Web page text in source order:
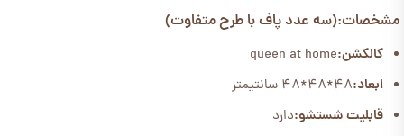
مشخصات:(سه عدد پاف با طرح متفاوت)
کالکشن:queen at home
ابعاد:48*48*48 سانتیمتر
قابلیت شستشو:دارد